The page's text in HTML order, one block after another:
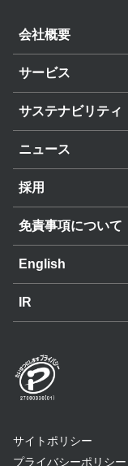
会社概要
サービス
サステナビリティ
ニュース
採用
免責事項について
English
IR
サイトポリシー
プライバシーポリシー